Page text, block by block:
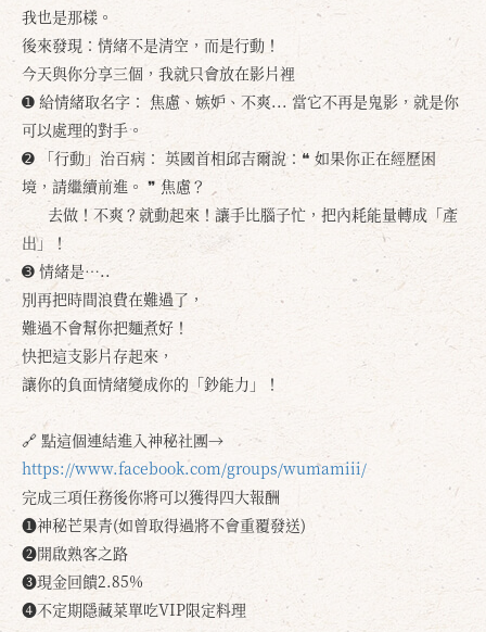
我也是那樣。
後來發現：情緒不是清空，而是行動！
今天與你分享三個，我就只會放在影片裡
➊ 給情緒取名字： 焦慮、嫉妒、不爽... 當它不再是鬼影，就是你
可以處理的對手。
➋ 「行動」治百病： 英國首相邱吉爾說：❝ 如果你正在經歷困
境，請繼續前進。 ❞ 焦慮？
去做！不爽？就動起來！讓手比腦子忙，把內耗能量轉成「產
出」！
➌ 情緒是…..
別再把時間浪費在難過了，
難過不會幫你把麵煮好！
快把這支影片存起來，
讓你的負面情緒變成你的「鈔能力」！
🔗 點這個連結進入神秘社團→
https://www.facebook.com/groups/wumamiii/
完成三項任務後你將可以獲得四大報酬
❶神秘芒果青(如曾取得過將不會重覆發送)
❷開啟熟客之路
❸現金回饋2.85%
❹不定期隱藏菜單吃VIP限定料理